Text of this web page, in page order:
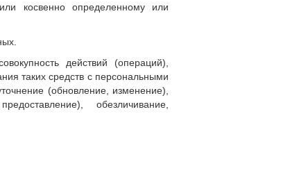
косвенно определенному или
действий (операций),
таких средств с персональными
(обновление, изменение),
обезличивание,